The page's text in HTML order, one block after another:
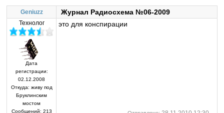
Geniuzz Журнал Радиосхема №06-2009
Технолог
Дата
регистрации:
02.12.2008
Откуда: живу под
Бруклинским
мостом
Сообщений: 213
это для конспирации